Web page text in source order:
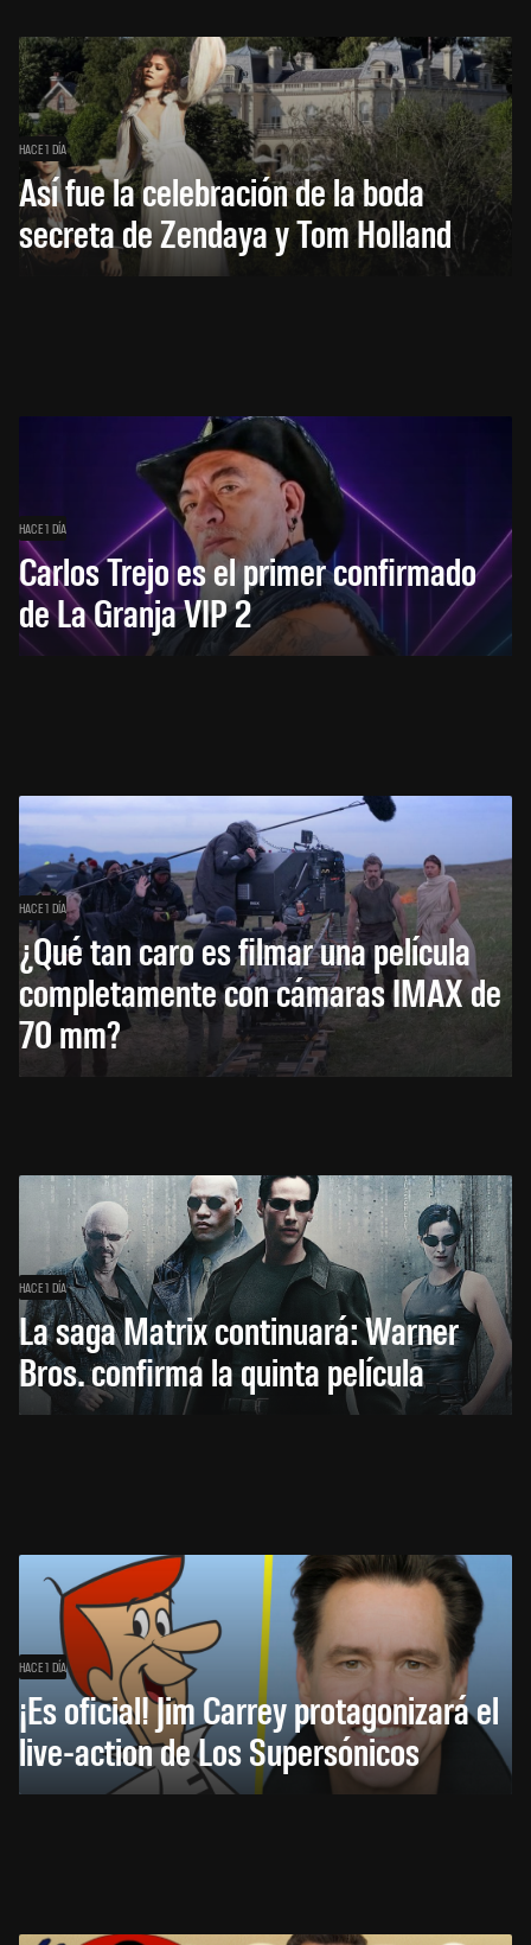
HACE 1 DÍA
Así fue la celebración de la boda
secreta de Zendaya y Tom Holland
HACE 1 DÍA
Carlos Trejo es el primer confirmado
de La Granja VIP 2
HACE 1 DÍA
¿Qué tan caro es filmar una película
completamente con cámaras IMAX de
70 mm?
HACE 1 DÍA
La saga Matrix continuará: Warner
Bros. confirma la quinta película
HACE 1 DÍA
¡Es oficial! Jim Carrey protagonizará el
live-action de Los Supersónicos